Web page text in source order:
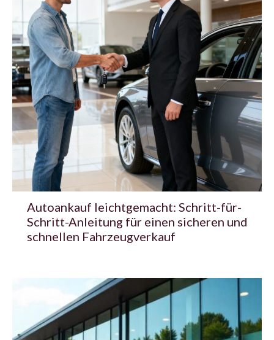
Autoankauf leichtgemacht: Schritt-für-
Schritt-Anleitung für einen sicheren und
schnellen Fahrzeugverkauf